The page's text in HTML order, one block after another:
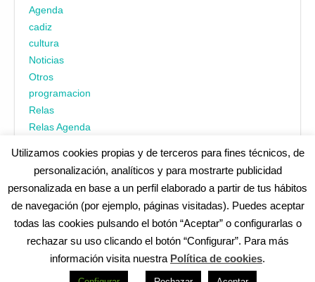
Agenda
cadiz
cultura
Noticias
Otros
programacion
Relas
Relas Agenda
¿No encuentras alguna cosa? Echa un vistazo encadiz.es|
Aviso legal| Política de privacidad|Accesibilidad| Política de
Utilizamos cookies propias y de terceros para fines técnicos, de
personalización, analíticos y para mostrarte publicidad
personalizada en base a un perfil elaborado a partir de tus hábitos
de navegación (por ejemplo, páginas visitadas). Puedes aceptar
todas las cookies pulsando el botón “Aceptar” o configurarlas o
rechazar su uso clicando el botón “Configurar”. Para más
información visita nuestra Política de cookies.